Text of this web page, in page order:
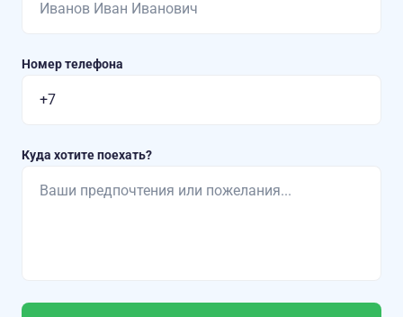
Номер телефона
Куда хотите поехать?